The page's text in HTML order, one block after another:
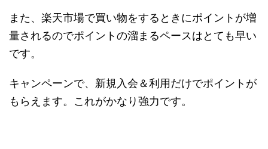
また、楽天市場で買い物をするときにポイントが増
量されるのでポイントの溜まるペースはとても早い
です。
キャンペーンで、新規入会＆利用だけでポイントが
もらえます。これがかなり強力です。